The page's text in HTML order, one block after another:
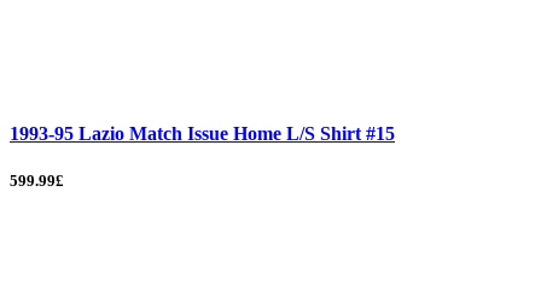
1993-95 Lazio Match Issue Home L/S Shirt #15
599.99£